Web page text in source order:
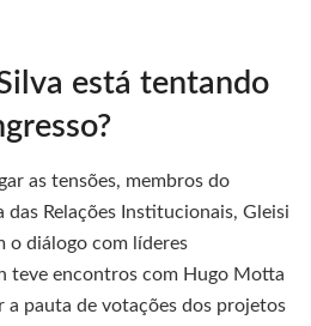
está tentando
as tensões, membros do
Relações Institucionais, Gleisi
o diálogo com líderes
teve encontros com Hugo Motta
pauta de votações dos projetos